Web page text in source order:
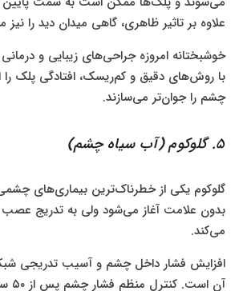
علاوه بر تاثیر ظاهری، گاهی میدان دید را
خوشبختانه امروزه جراحی‌های زیبایی و
با روش‌های دقیق و کم‌ریسک، افتادگی پلک را
چشم را جوان‌تر می‌سازند.
۵. گلوکوم (آب سیاه چشم)
گلوکوم یکی از خطرناک‌ترین بیماری‌های
بدون علامت آغاز می‌شود ولی به تدریج عصب
می‌کند.
افزایش فشار داخل چشم و آسیب تدریجی
آن